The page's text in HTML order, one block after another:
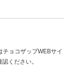
ョコザップWEBサ
認ください。